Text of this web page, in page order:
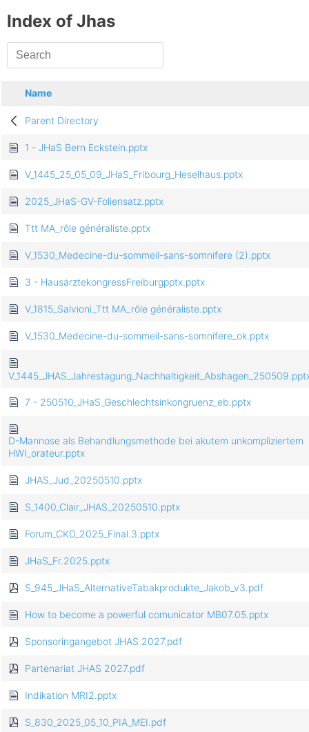
Index of Jhas
Name
Parent Directory
1 - JHaS Bern Eckstein.pptx
V_1445_25_05_09_JHaS_Fribourg_Heselhaus.pptx
2025_JHaS-GV-Foliensatz.pptx
Ttt MA_rôle généraliste.pptx
V_1530_Medecine-du-sommeil-sans-somnifere (2).pptx
3 - HausärztekongressFreiburgpptx.pptx
V_1815_Salvioni_Ttt MA_rôle généraliste.pptx
V_1530_Medecine-du-sommeil-sans-somnifere_ok.pptx
7 - 250510_JHaS_Geschlechtsinkongruenz_eb.pptx
D-Mannose als Behandlungsmethode bei akutem unkompliziertem
HWI_orateur.pptx
JHAS_Jud_20250510.pptx
S_1400_Clair_JHAS_20250510.pptx
Forum_CKD_2025_Final.3.pptx
JHaS_Fr.2025.pptx
S_945_JHaS_AlternativeTabakprodukte_Jakob_v3.pdf
How to become a powerful comunicator MB07.05.pptx
Sponsoringangebot JHAS 2027.pdf
Partenariat JHAS 2027.pdf
Indikation MRI2.pptx
S_830_2025_05_10_PIA_MEI.pdf